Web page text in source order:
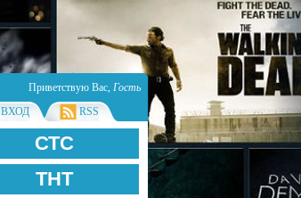
Приветствую Вас, Гость
ВХОД RSS
СТС
ТНТ